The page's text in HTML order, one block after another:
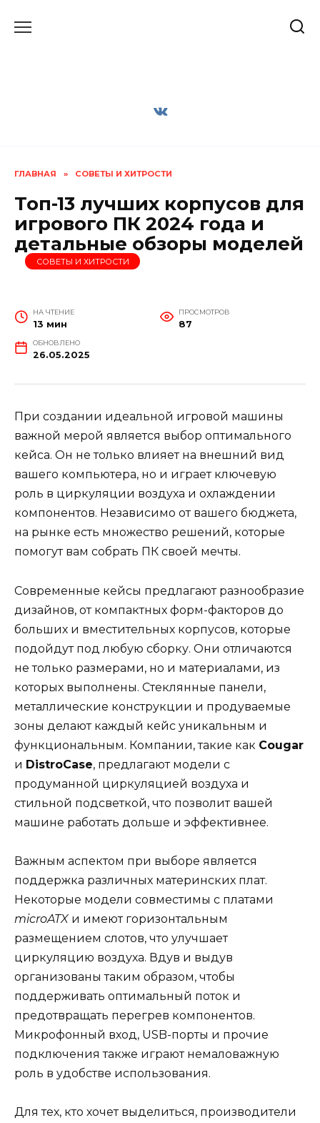
ГЛАВНАЯ » СОВЕТЫ И ХИТРОСТИ
Топ-13 лучших корпусов для
игрового ПК 2024 года и
детальные обзоры моделей
СОВЕТЫ И ХИТРОСТИ
НА ЧТЕНИЕ
13 мин
ПРОСМОТРОВ
87
ОБНОВЛЕНО
26.05.2025
При создании идеальной игровой машины
важной мерой является выбор оптимального
кейса. Он не только влияет на внешний вид
вашего компьютера, но и играет ключевую
роль в циркуляции воздуха и охлаждении
компонентов. Независимо от вашего бюджета,
на рынке есть множество решений, которые
помогут вам собрать ПК своей мечты.
Современные кейсы предлагают разнообразие
дизайнов, от компактных форм-факторов до
больших и вместительных корпусов, которые
подойдут под любую сборку. Они отличаются
не только размерами, но и материалами, из
которых выполнены. Стеклянные панели,
металлические конструкции и продуваемые
зоны делают каждый кейс уникальным и
функциональным. Компании, такие как Cougar
и DistroCase, предлагают модели с
продуманной циркуляцией воздуха и
стильной подсветкой, что позволит вашей
машине работать дольше и эффективнее.
Важным аспектом при выборе является
поддержка различных материнских плат.
Некоторые модели совместимы с платами
microATX и имеют горизонтальным
размещением слотов, что улучшает
циркуляцию воздуха. Вдув и выдув
организованы таким образом, чтобы
поддерживать оптимальный поток и
предотвращать перегрев компонентов.
Микрофонный вход, USB-порты и прочие
подключения также играют немаловажную
роль в удобстве использования.
Для тех, кто хочет выделиться, производители